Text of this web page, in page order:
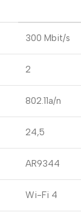
300 Mbit/s
2
802.11a/n
24,5
AR9344
Wi-Fi 4